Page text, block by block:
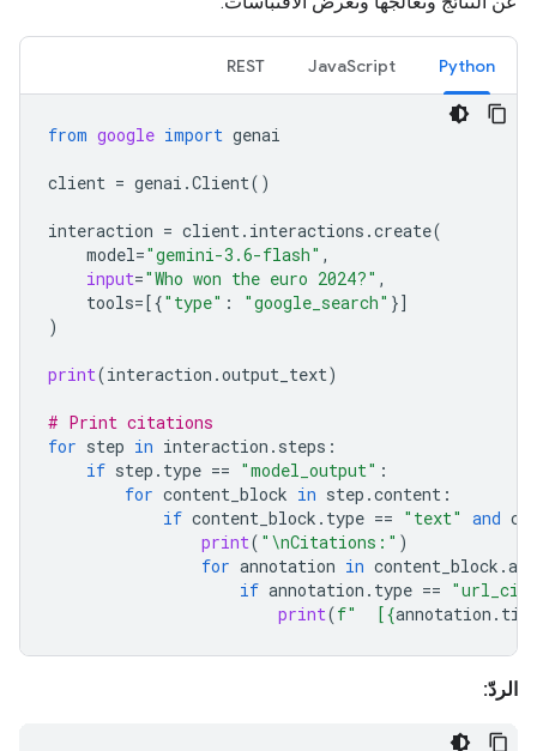
Python
JavaScript
REST
from google import genai
client = genai .Client()
interaction = client. interactions .create(
model="gemini-3.6-flash" ,
input="Who won the euro 2024?" ,
tools=[{"type" : "google_search" }]
)
print(interaction .output_text)
# Print citations
for step in interaction . steps :
if step . type == "model_output" :
for content_block in step .content :
if content_block . type == "text" and
print( " \nCitations:" )
for annotation in content_block .
if annotation . type ==
print(f"  [{annotation .
الردّ: